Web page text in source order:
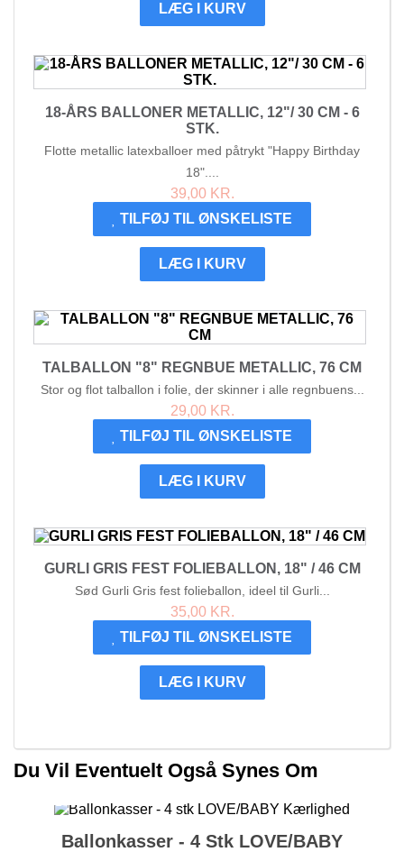
LÆG I KURV
18-ÅRS BALLONER METALLIC, 12"/ 30 CM - 6
STK.
Flotte metallic latexballoer med påtrykt "Happy Birthday
18"....
39,00 KR.
TILFØJ TIL ØNSKELISTE
LÆG I KURV
TALBALLON "8" REGNBUE METALLIC, 76 CM
Stor og flot talballon i folie, der skinner i alle regnbuens...
29,00 KR.
TILFØJ TIL ØNSKELISTE
LÆG I KURV
GURLI GRIS FEST FOLIEBALLON, 18" / 46 CM
Sød Gurli Gris fest folieballon, ideel til Gurli...
35,00 KR.
TILFØJ TIL ØNSKELISTE
LÆG I KURV
Du Vil Eventuelt Også Synes Om
Ballonkasser - 4 Stk LOVE/BABY